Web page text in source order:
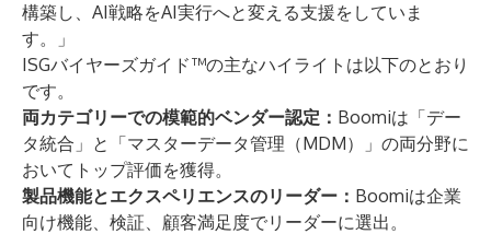
構築し、AI戦略をAI実行へと変える支援をしていま
す。」
ISGバイヤーズガイド™の主なハイライトは以下のとおり
です。
両カテゴリーでの模範的ベンダー認定： Boomiは「デー
タ統合」と「マスターデータ管理（MDM）」の両分野に
おいてトップ評価を獲得。
製品機能とエクスペリエンスのリーダー： Boomiは企業
向け機能、検証、顧客満足度でリーダーに選出。